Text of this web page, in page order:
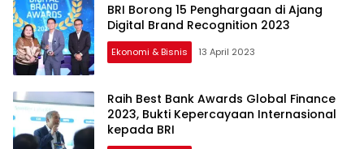
BRI Borong 15 Penghargaan di Ajang
Digital Brand Recognition 2023
Ekonomi & Bisnis 13 April 2023
Raih Best Bank Awards Global Finance
2023, Bukti Kepercayaan Internasional
kepada BRI